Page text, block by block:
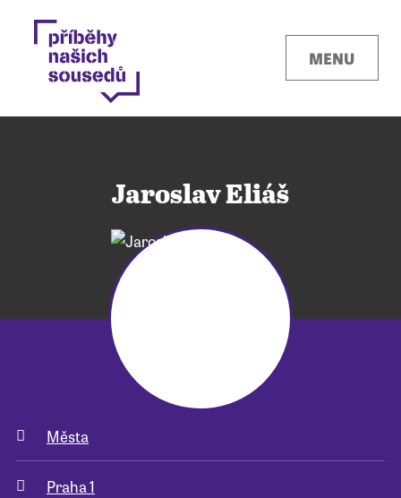
MENU
Pro školy
Příběhy našich sousedů
Jaroslav Eliáš
Města
Praha 1